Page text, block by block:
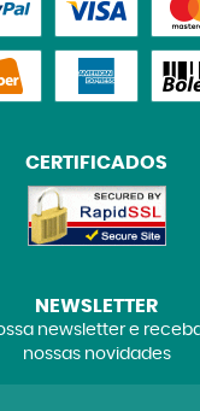
CERTIFICADOS
NEWSLETTER
newsletter e
nossas novidades